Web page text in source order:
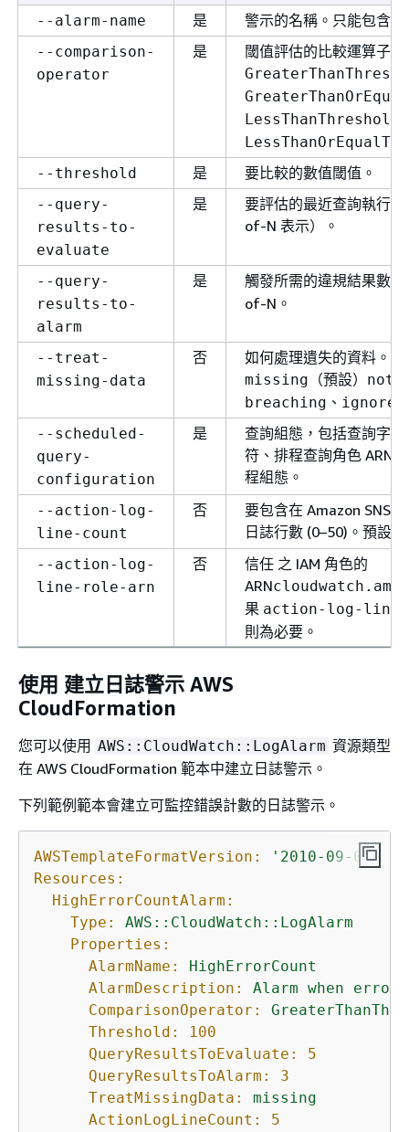
--alarm-name 是 警示的名稱。只能包含
--comparison-
operator
是 閾值評估的比較運算子
LessThanThreshold
--threshold
是 要比較的數值閾值。
--query-
results-to-
evaluate
是
要評估的最近查詢執行
of-N 表示）。
--query-
results-to-
alarm
是
觸發所需的違規結果數量
of-N。
--treat-
missing-data
否 如何處理遺失的資料。
missing （預設）
breaching 、 ignore
--scheduled-
query-
configuration
是
查詢組態，包括查詢字
符、排程查詢角色 ARN
程組態。
--action-log-
line-count
否
要包含在 Amazon SNS
日誌行數 (0–50)。預設
--action-log-
line-role-arn
否
信任 之 IAM 角色的
ARN
果 action-log-line-
則為必要。
使用 建立日誌警示 AWS
CloudFormation
您可以使用 AWS::CloudWatch::LogAlarm 資源類型
在 AWS CloudFormation 範本中建立日誌警示。
下列範例範本會建立可監控錯誤計數的日誌警示。
AWSTemplateFormatVersion:
'2010-09-09'
Resources:
HighErrorCountAlarm:
Type:
AWS::CloudWatch::LogAlarm
Properties:
AlarmName:
HighErrorCount
AlarmDescription:
Alarm when error
ComparisonOperator:
Threshold:
100
QueryResultsToEvaluate:
5
QueryResultsToAlarm:
3
TreatMissingData:
missing
ActionLogLineCount:
5